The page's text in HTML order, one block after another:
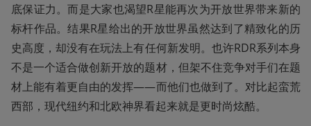
底保证力。而是大家也渴望R星能再次为开放世界带来新的
标杆作品。结果R星给出的开放世界虽然达到了精致化的历
史高度，却没有在玩法上有任何新发明。也许RDR系列本身
不是一个适合做创新开放的题材，但架不住竞争对手们在题
材上能有着更自由的发挥——而他们也做到了。对比起蛮荒
西部，现代纽约和北欧神界看起来就是更时尚炫酷。